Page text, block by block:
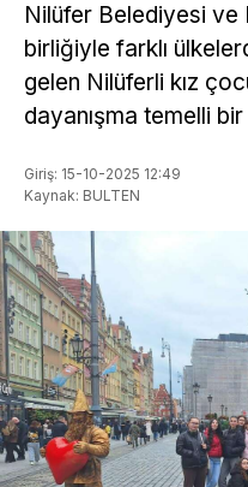
Nilüfer Belediyesi ve
birliğiyle farklı
gelen Nilüferli kız
dayanışma temelli
Giriş: 15-10-2025 12:49
Kaynak: BULTEN